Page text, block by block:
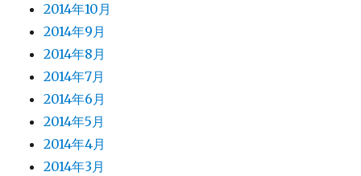
2014年10月
2014年9月
2014年8月
2014年7月
2014年6月
2014年5月
2014年4月
2014年3月